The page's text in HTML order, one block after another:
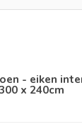
- eiken
x 240cm